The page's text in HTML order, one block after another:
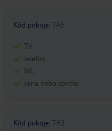
Kód pokoje: 7AE
TV
telefon
WC
vana nebo sprcha
Kód pokoje: 7B3